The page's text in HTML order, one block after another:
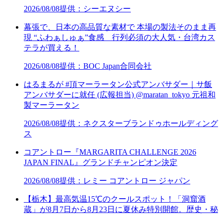
2026/08/08提供：シーエヌシー
幕張で、日本の高品質な素材で 本場の製法そのまま再
現 “ふわぁしゅぁ”食感 行列必須の大人気・台湾カス
テラが買える！
2026/08/08提供：BOC Japan合同会社
はるまるが #頂マーラータン公式アンバサダー｜サ飯
アンバサダーに就任 (広報担当) @maratan_tokyo 元祖和
製マーラータン
2026/08/08提供：ネクスターブランドゥホールディング
ス
コアントロー『MARGARITA CHALLENGE 2026
JAPAN FINAL』グランドチャンピオン決定
2026/08/08提供：レミー コアントロー ジャパン
【栃木】最高気温15℃のクールスポット！「洞窟酒
蔵」が8月7日から8月23日に夏休み特別開館。歴史・秘